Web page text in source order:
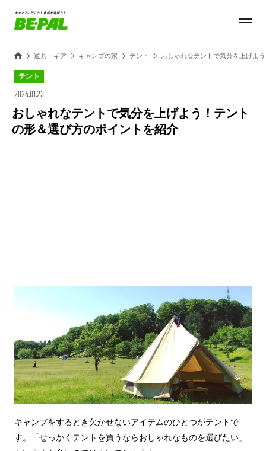
道具・ギア キャンプの家 テント おしゃれなテントで気分を上げよ
テント
2026.01.23
おしゃれなテントで気分を上げよう！テント
の形＆選び方のポイントを紹介
キャンプをするとき欠かせないアイテムのひとつがテントで
す。「せっかくテントを買うならおしゃれなものを選びたい」